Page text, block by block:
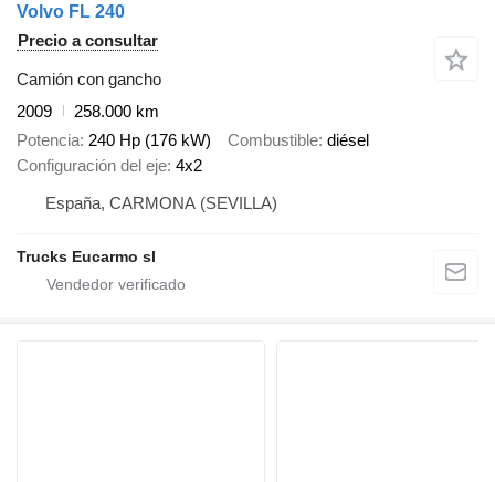
Volvo FL 240
Precio a consultar
Camión con gancho
2009
258.000 km
Potencia 240 Hp (176 kW) Combustible diésel
Configuración del eje 4x2
España, CARMONA (SEVILLA)
Trucks Eucarmo sl